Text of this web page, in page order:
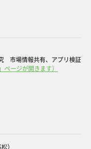
市場情報共有、アプリ検証
ージが開きます）
）